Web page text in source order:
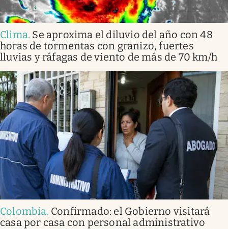
Clima. Se aproxima el diluvio del año con 48
horas de tormentas con granizo, fuertes
lluvias y ráfagas de viento de más de 70 km/h
Colombia. Confirmado: el Gobierno visitará
casa por casa con personal administrativo